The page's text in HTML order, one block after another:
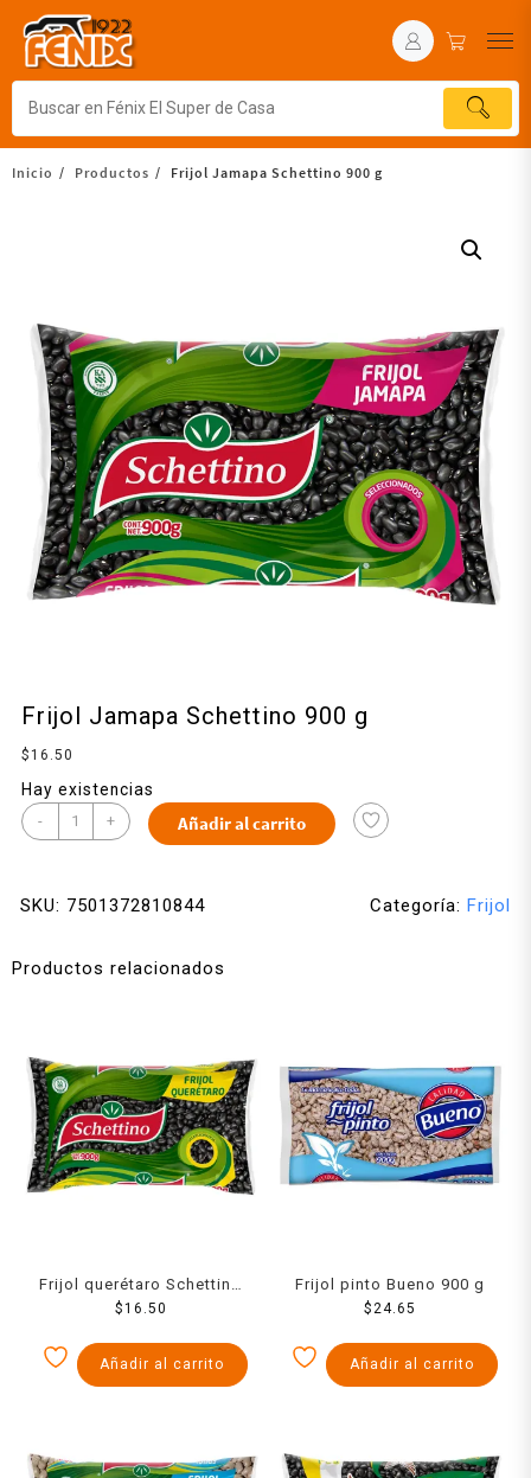
Inicio Productos Frijol Jamapa Schettino 900 g
Frijol Jamapa Schettino 900 g
$ 16.50
Hay existencias
- + Añadir al carrito
SKU: 7501372810844 Categoría: Frijol
Productos relacionados
Frijol querétaro Schettino
900 g
$16.50
Añadir al carrito
Frijol pinto Bueno 900 g
$ 24.65
Añadir al carrito